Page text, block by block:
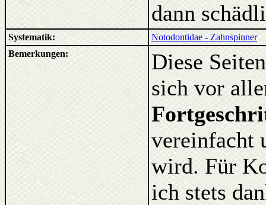
dann
Systematik:
Notodontidae - Zahnspinner
Bemerkungen:
Diese
sich vor
vereinfacht
wird. Für
ich stets